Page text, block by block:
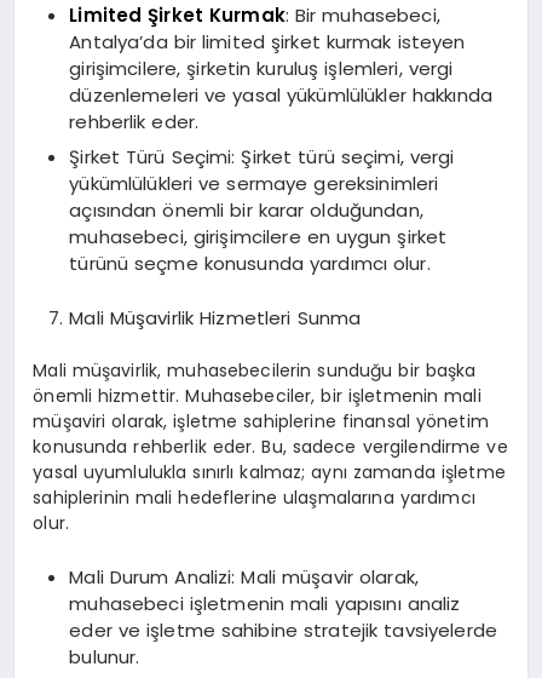
Limited Şirket Kurmak: Bir muhasebeci,
Antalya’da bir limited şirket kurmak isteyen
girişimcilere, şirketin kuruluş işlemleri, vergi
düzenlemeleri ve yasal yükümlülükler hakkında
rehberlik eder.
Şirket Türü Seçimi: Şirket türü seçimi, vergi
yükümlülükleri ve sermaye gereksinimleri
açısından önemli bir karar olduğundan,
muhasebeci, girişimcilere en uygun şirket
türünü seçme konusunda yardımcı olur.
Mali Müşavirlik Hizmetleri Sunma
Mali müşavirlik, muhasebecilerin sunduğu bir başka
önemli hizmettir. Muhasebeciler, bir işletmenin mali
müşaviri olarak, işletme sahiplerine finansal yönetim
konusunda rehberlik eder. Bu, sadece vergilendirme ve
yasal uyumlulukla sınırlı kalmaz; aynı zamanda işletme
sahiplerinin mali hedeflerine ulaşmalarına yardımcı
olur.
Mali Durum Analizi: Mali müşavir olarak,
muhasebeci işletmenin mali yapısını analiz
eder ve işletme sahibine stratejik tavsiyelerde
bulunur.